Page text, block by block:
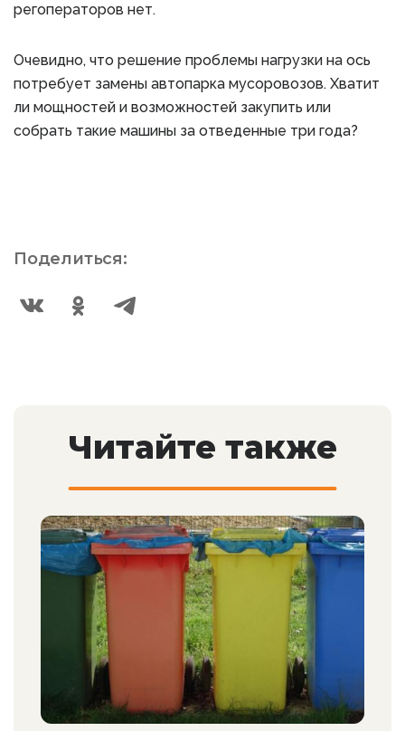
регоператоров нет.
Очевидно, что решение проблемы нагрузки на ось
потребует замены автопарка мусоровозов. Хватит
ли мощностей и возможностей закупить или
собрать такие машины за отведенные три года?
Поделиться:
Читайте также